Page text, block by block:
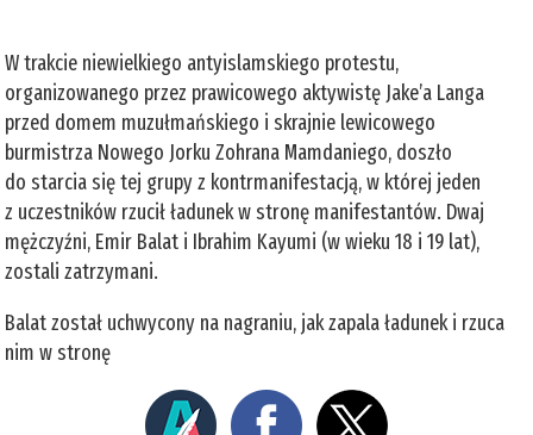
W trakcie niewielkiego antyislamskiego protestu,
organizowanego przez prawicowego aktywistę Jake’a Langa
przed domem muzułmańskiego i skrajnie lewicowego
burmistrza Nowego Jorku Zohrana Mamdaniego, doszło
do starcia się tej grupy z kontrmanifestacją, w której jeden
z uczestników rzucił ładunek w stronę manifestantów. Dwaj
mężczyźni, Emir Balat i Ibrahim Kayumi (w wieku 18 i 19 lat),
zostali zatrzymani.
Balat został uchwycony na nagraniu, jak zapala ładunek i rzuca
nim w stronę